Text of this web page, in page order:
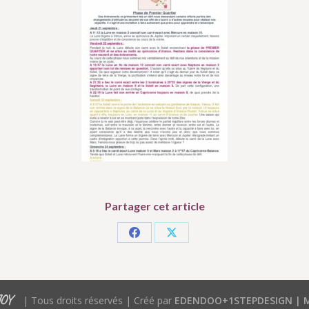
Partager cet article
Partager
Facebook
Partager
X
| Tous droits réservés | Créé par EDENDOO+1STEPDESIGN |